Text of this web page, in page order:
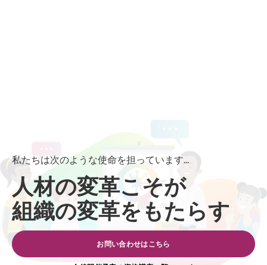
私たちは次のような使命を担っています...
人材の変革こそが
組織の変革をもたらす
お問い合わせはこちら